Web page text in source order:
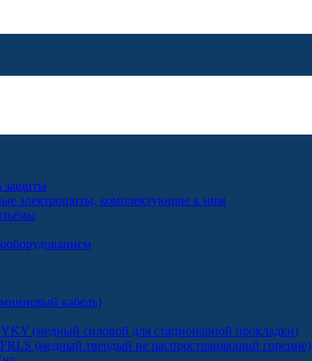
защиты
электрощиты, комплектующие к ним
кабель)
(медный силовой для стационарной прокладки)
(медный твердый не распространяющий горение)